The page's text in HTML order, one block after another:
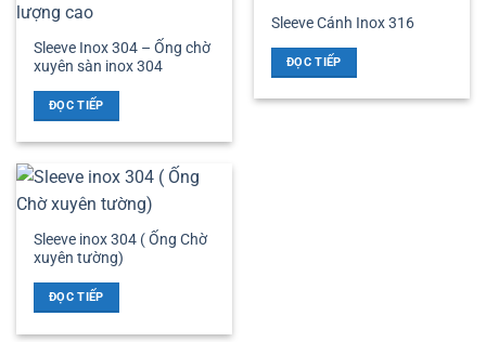
Sleeve Inox 304 – Ống chờ
xuyên sàn inox 304
ĐỌC TIẾP
Sleeve Cánh Inox 316
ĐỌC TIẾP
Sleeve inox 304 ( Ống Chờ
xuyên tường)
ĐỌC TIẾP